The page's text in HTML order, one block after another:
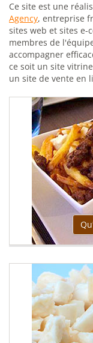
Ce site est une
Agency, entreprise
sites web et sites e-
membres de
accompagner
ce soit un site
un site de vente en